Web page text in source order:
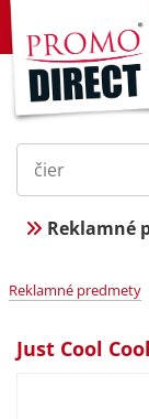
Reklamné
Reklamné predmety
Just Cool